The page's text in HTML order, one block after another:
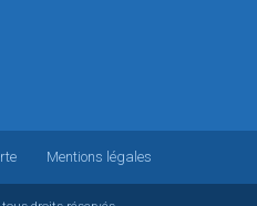
Mentions légales